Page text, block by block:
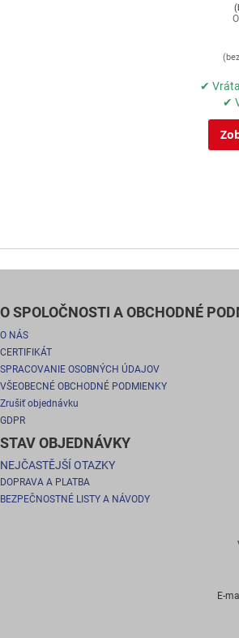
✔
✔
O SPOLOČNOSTI A OBCHODNÉ
O NÁS
CERTIFIKÁT
SPRACOVANIE OSOBNÝCH ÚDAJOV
VŠEOBECNÉ OBCHODNÉ PODMIENKY
Zrušiť objednávku
GDPR
STAV OBJEDNÁVKY
NEJČASTĚJŠÍ OTAZKY
DOPRAVA A PLATBA
BEZPEČNOSTNÉ LISTY A NÁVODY
E-